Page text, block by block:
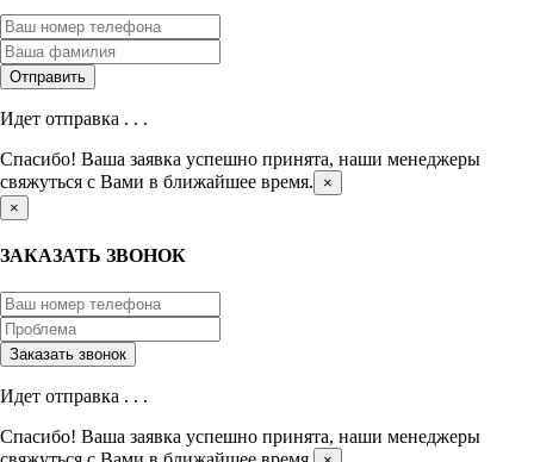
Идет отправка . . .
Спасибо! Ваша заявка успешно принята, наши менеджеры
свяжуться с Вами в ближайшее время.
×
×
ЗАКАЗАТЬ ЗВОНОК
Идет отправка . . .
Спасибо! Ваша заявка успешно принята, наши менеджеры